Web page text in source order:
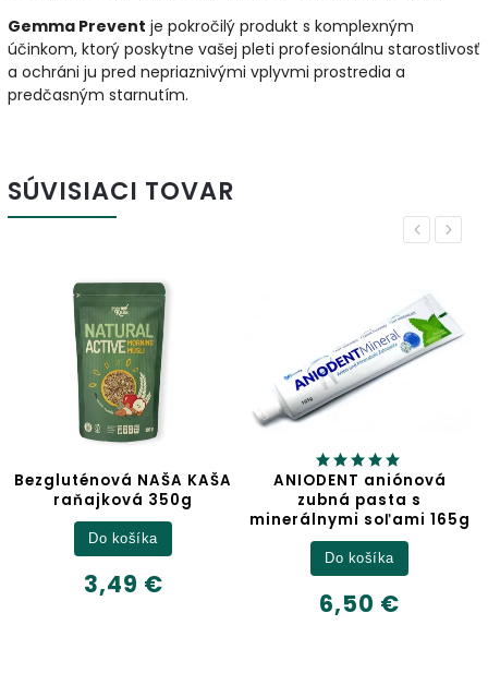
Gemma Prevent je pokročilý produkt s komplexným
účinkom, ktorý poskytne vašej pleti profesionálnu starostlivosť
a ochráni ju pred nepriaznivými vplyvmi prostredia a
predčasným starnutím.
SÚVISIACI TOVAR
Previous
ANIODENT aniónová
zubná pasta s
minerálnymi soľami 165g
Do košíka
Jablčný ocot
6,32 €
Next